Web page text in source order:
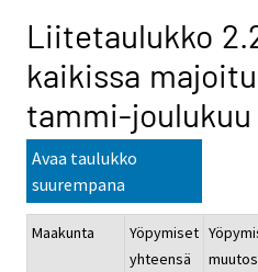
Liitetaulukko
kaikissa
tammi-joulukuu
Avaa taulukko
suurempana
Maakunta
Yöpymiset
yhteensä
muutos